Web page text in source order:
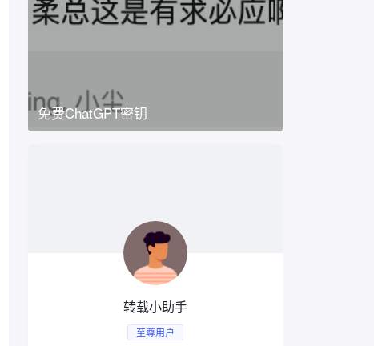
免费ChatGPT密钥
转载小助手
至尊用户